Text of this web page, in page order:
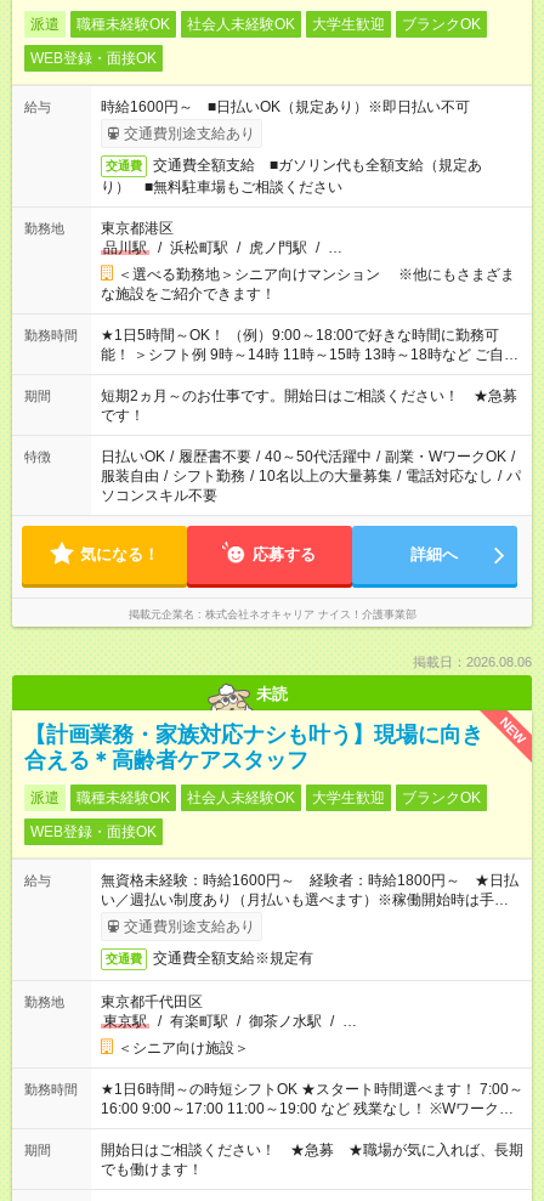
派遣 職種未経験OK 社会人未経験OK 大学生歓迎
ブランクOK
WEB登録・面接OK
給与
時給1600円～ ■日払いOK（規定あり）※即日払い不可
交通費別途支給あり
交通費
交通費全額支給 ■ガソリン代も全額支給（規定あ
り） ■無料駐車場もご相談ください
勤務地
東京都港区
品川駅
/ 浜松町駅 / 虎ノ門駅 / …
＜選べる勤務地＞シニア向けマンション ※他にもさまざま
な施設をご紹介できます！
勤務時間
★1日5時間～OK！ （例）9:00～18:00で好きな時間に勤務可
能！ ＞シフト例 9時～14時 11時～15時 13時～18時など ご自身
のご都合に合わせて勤務時間をご相談ください！ ★家庭の都合
でお休みや時間の調整が必要な場合も遠慮なくご相談くださ
い。
期間
短期2ヵ月～のお仕事です。開始日はご相談ください！ ★急募
です！
特徴 日払いOK / 履歴書不要 / 40～50代活躍中 / 副業・WワークOK /
服装自由 / シフト勤務 / 10名以上の大量募集 / 電話対応なし / パ
ソコンスキル不要
気になる！ 応募する 詳細へ
掲載元企業名 株式会社ネオキャリア ナイス！介護事業部
掲載日：2026.08.06
未読
NEW
【計画業務・家族対応ナシも叶う】現場に向き
合える＊高齢者ケアスタッフ
派遣 職種未経験OK 社会人未経験OK 大学生歓迎
ブランクOK
WEB登録・面接OK
給与
無資格未経験：時給1600円～ 経験者：時給1800円～ ★日払
い／週払い制度あり（月払いも選べます）※稼働開始時は手続き
完了次第のお支払いとなります。
交通費別途支給あり
交通費 交通費全額支給※規定有
勤務地
東京都千代田区
東京駅
/ 有楽町駅 / 御茶ノ水駅 / …
＜シニア向け施設＞
勤務時間
★1日6時間～の時短シフトOK ★スタート時間選べます！ 7:00～
16:00 9:00～17:00 11:00～19:00 など 残業なし！ ※Wワークの
場合、他のお仕事と合わせ週40時間超の就業はご案内できませ
ん ※法令に基づき、週20時間以上勤務は社会保険への加入対象
となります ※労働者派遣法（日雇い派遣の原則禁止）により、
短時間・短期間の就業はご案内が難しい場合があります
期間
開始日はご相談ください！ ★急募 ★職場が気に入れば、長期
でも働けます！